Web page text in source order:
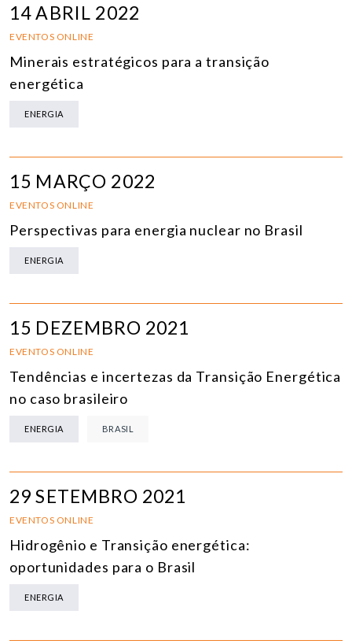
14 ABRIL 2022
EVENTOS ONLINE
Minerais estratégicos para a transição
energética
ENERGIA
15 MARÇO 2022
EVENTOS ONLINE
Perspectivas para energia nuclear no Brasil
ENERGIA
15 DEZEMBRO 2021
EVENTOS ONLINE
Tendências e incertezas da Transição Energética
no caso brasileiro
ENERGIA BRASIL
29 SETEMBRO 2021
EVENTOS ONLINE
Hidrogênio e Transição energética:
oportunidades para o Brasil
ENERGIA